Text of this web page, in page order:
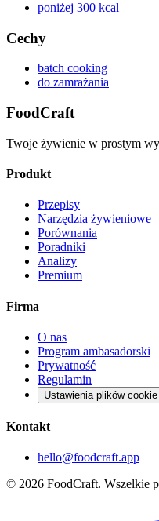
poniżej 300 kcal
Cechy
batch cooking
do zamrażania
FoodCraft
Twoje żywienie w prostym
Produkt
Przepisy
Narzędzia żywieniowe
Porównania
Poradniki
Analizy
Premium
Firma
O nas
Program ambasadorski
Prywatność
Regulamin
Ustawienia plików cookie
Kontakt
hello@foodcraft.app
© 2026 FoodCraft. Wszelkie